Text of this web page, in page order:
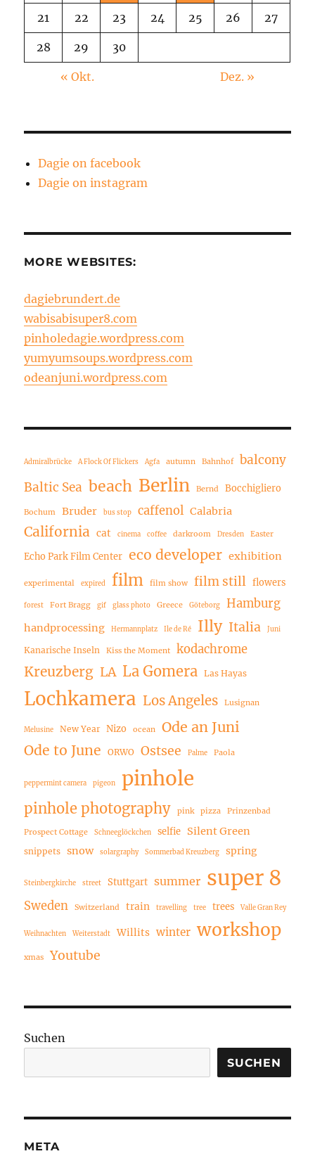
21 22 23 24 25 26 27
28 29 30
« Okt. Dez. »
Dagie on facebook
Dagie on instagram
MORE WEBSITES:
dagiebrundert.de
wabisabisuper8.com
pinholedagie.wordpress.com
yumyumsoups.wordpress.com
odeanjuni.wordpress.com
Admiralbrücke A Flock Of Flickers Agfa autumn Bahnhof
balcony
Baltic Sea beach Berlin Bernd Bocchigliero
Bochum Bruder bus stop caffenol Calabria
California cat cinema coffee darkroom Dresden Easter
Echo Park Film Center eco developer exhibition
experimental expired film film show film still flowers
forest Fort Bragg gif glass photo Greece Göteborg Hamburg
handprocessing Hermannplatz Ile de Ré Illy Italia Juni
Kanarische Inseln Kiss the Moment kodachrome
Kreuzberg LA La Gomera Las Hayas
Lochkamera Los Angeles Lusignan
Melusine New Year Nizo ocean
Ode an Juni
Ode to June
ORWO Ostsee Palme Paola
peppermint camera pigeon pinhole
pinhole photography pink pizza Prinzenbad
Prospect Cottage Schneeglöckchen selfie Silent Green
snippets snow solargraphy Sommerbad Kreuzberg spring
Steinbergkirche street Stuttgart summer super 8
Sweden Switzerland train travelling tree trees Valle Gran Rey
Weihnachten Weiterstadt Willits winter workshop
xmas Youtube
Suchen
SUCHEN
META